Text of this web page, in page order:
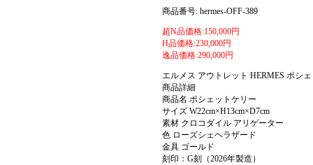
商品番号: hermes-OFF-389
超N品価格:150,000円
H品価格:230,000円
逸品価格:290,000円
エルメス アウトレット HERMES ポシ
商品詳細
商品名 ポシェットケリー
サイズ W22cm×H13cm×D7cm
素材 クロコダイル アリゲーター
色 ローズシェヘラザード
金具 ゴールド
刻印：G刻（2026年製造）